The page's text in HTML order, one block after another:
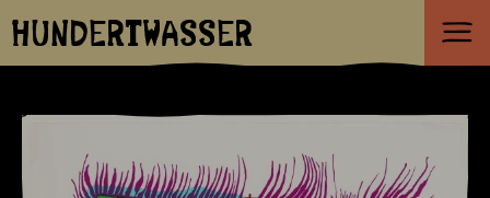
HUNDERTWASSER